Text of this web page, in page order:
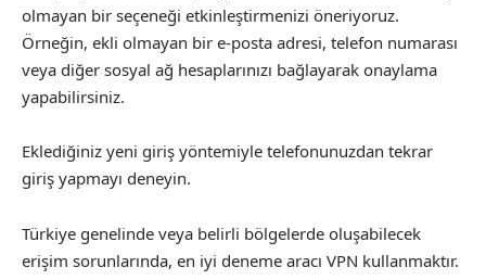
olmayan bir seçeneği etkinleştirmenizi öneriyoruz.
Örneğin, ekli olmayan bir e-posta adresi, telefon numarası
veya diğer sosyal ağ hesaplarınızı bağlayarak onaylama
yapabilirsiniz.
Eklediğiniz yeni giriş yöntemiyle telefonunuzdan tekrar
giriş yapmayı deneyin.
Türkiye genelinde veya belirli bölgelerde oluşabilecek
erişim sorunlarında, en iyi deneme aracı VPN kullanmaktır.